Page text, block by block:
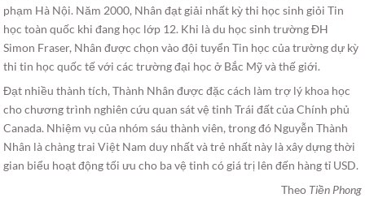
phạm Hà Nội. Năm 2000, Nhân đạt giải nhất kỳ thi học sinh giỏi Tin
học toàn quốc khi đang học lớp 12. Khi là du học sinh trường ĐH
Simon Fraser, Nhân được chọn vào đội tuyển Tin học của trường dự kỳ
thi tin học quốc tế với các trường đại học ở Bắc Mỹ và thế giới.
Đạt nhiều thành tích, Thành Nhân được đặc cách làm trợ lý khoa học
cho chương trình nghiên cứu quan sát vệ tinh Trái đất của Chính phủ
Canada. Nhiệm vụ của nhóm sáu thành viên, trong đó Nguyễn Thành
Nhân là chàng trai Việt Nam duy nhất và trẻ nhất này là xây dựng thời
gian biểu hoạt động tối ưu cho ba vệ tinh có giá trị lên đến hàng tỉ USD.
Theo Tiền Phong